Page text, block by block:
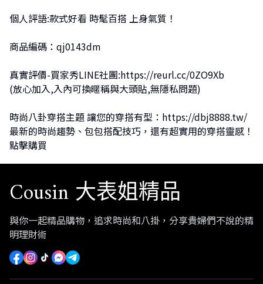
個人評語:款式好看 時髦百搭 上身氣質！
商品編碼：qj0143dm
真實評價-買家秀LINE社團:https://reurl.cc/0ZO9Xb
(放心加入,入內可換暱稱與大頭貼,無隱私問題)
時尚八卦穿搭主題 讓您的穿搭有型： https://dbj8888.tw/
最新的時尚趨勢、包包搭配技巧，還有超實用的穿搭靈感！
點擊購買
Cousin 大表姐精品
與你一起精品購物，追求時尚和八掛，分享貴婦們不說的精
明理財術